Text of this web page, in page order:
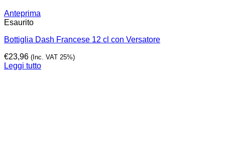
Anteprima
Esaurito
Bottiglia Dash Francese 12 cl con Versatore
€23,96 (Inc. VAT 25%)
Leggi tutto